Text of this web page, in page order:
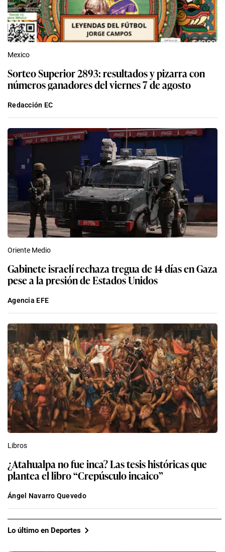
Mexico
Sorteo Superior 2893: resultados y pizarra con
números ganadores del viernes 7 de agosto
Redacción EC
Oriente Medio
Gabinete israelí rechaza tregua de 14 días en Gaza
pese a la presión de Estados Unidos
Agencia EFE
Libros
¿Atahualpa no fue inca? Las tesis históricas que
plantea el libro “Crepúsculo incaico”
Ángel Navarro Quevedo
Lo último en Deportes